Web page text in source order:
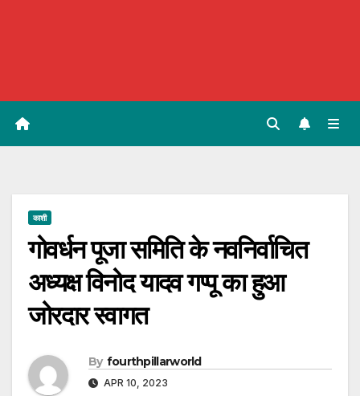
काशी
गोवर्धन पूजा समिति के नवनिर्वाचित
अध्यक्ष विनोद यादव गप्पू का हुआ
जोरदार स्वागत
By fourthpillarworld
APR 10, 2023